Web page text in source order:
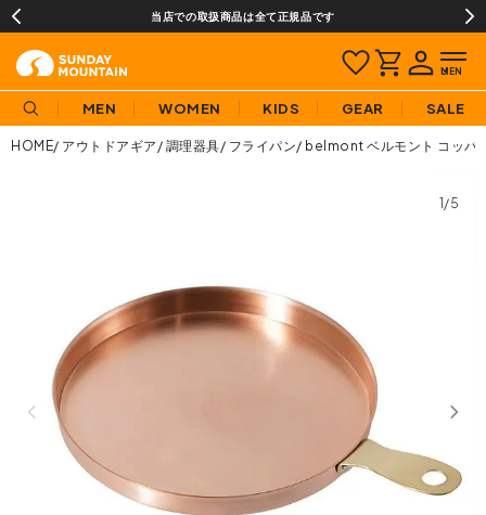
当店での取扱商品は全て正規品です
MEN WOMEN KIDS GEAR SALE
HOME アウトドアギア 調理器具 フライパン belmont ベルモント コッパ
1/5